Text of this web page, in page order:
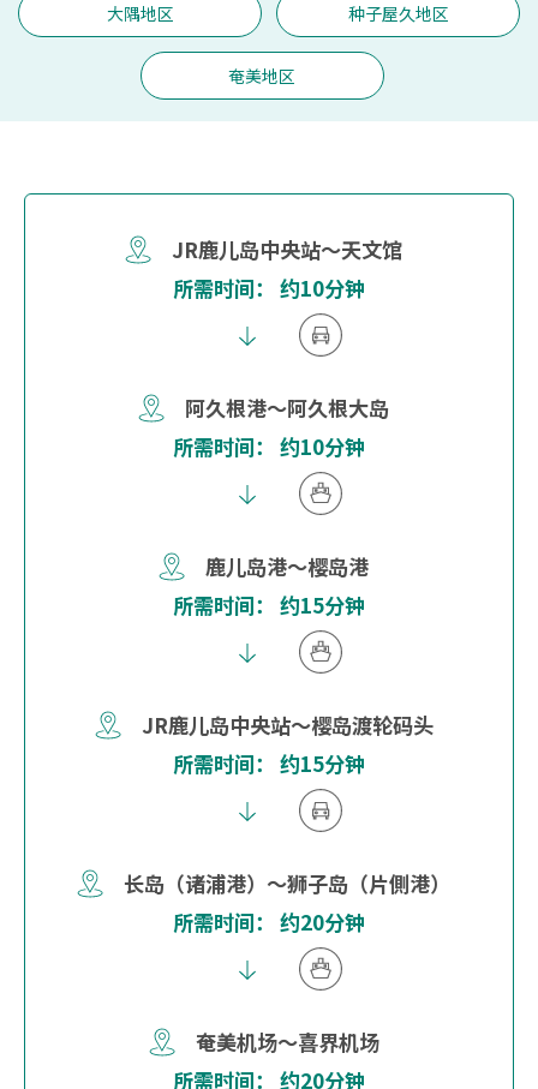
大隅地区 种子屋久地区
奄美地区
JR鹿儿岛中央站～天文馆
所需时间： 约10分钟
阿久根港～阿久根大岛
所需时间： 约10分钟
鹿儿岛港～樱岛港
所需时间： 约15分钟
JR鹿儿岛中央站～樱岛渡轮码头
所需时间： 约15分钟
长岛（诸浦港）～狮子岛（片側港）
所需时间： 约20分钟
奄美机场～喜界机场
所需时间： 约20分钟